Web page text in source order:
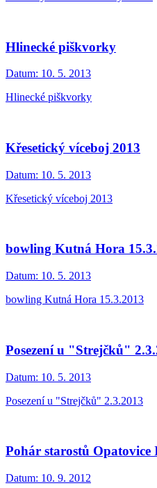
Hlinecké piškvorky
Datum: 10. 5. 2013
Hlinecké piškvorky
Křesetický víceboj 2013
Datum: 10. 5. 2013
Křesetický víceboj 2013
bowling Kutná Hora
Datum: 10. 5. 2013
bowling Kutná Hora 15.3.2013
Posezení u "Strejčků"
Datum: 10. 5. 2013
Posezení u "Strejčků" 2.3.2013
Pohár starostů Opatovice
Datum: 10. 9. 2012